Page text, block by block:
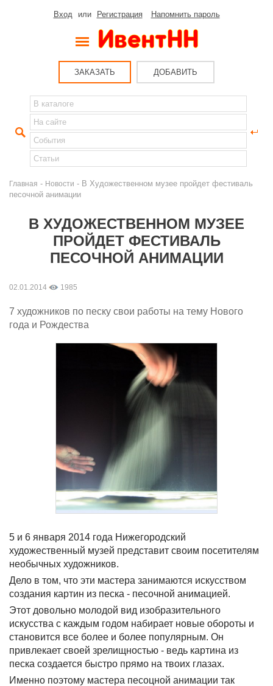
Вход или Регистрация Напомнить пароль
ЗАКАЗАТЬ ДОБАВИТЬ
Главная - Новости - В Художественном музее пройдет фестиваль
песочной анимации
В ХУДОЖЕСТВЕННОМ МУЗЕЕ
ПРОЙДЕТ ФЕСТИВАЛЬ
ПЕСОЧНОЙ АНИМАЦИИ
02.01.2014 1985
7 художников по песку свои работы на тему Нового
года и Рождества
5 и 6 января 2014 года Нижегородский
художественный музей представит своим посетителям
необычных художников.
Дело в том, что эти мастера занимаются искусством
создания картин из песка - песочной анимацией.
Этот довольно молодой вид изобразительного
искусства с каждым годом набирает новые обороты и
становится все более и более популярным. Он
привлекает своей зрелищностью - ведь картина из
песка создается быстро прямо на твоих глазах.
Именно поэтому мастера песоцной анимации так